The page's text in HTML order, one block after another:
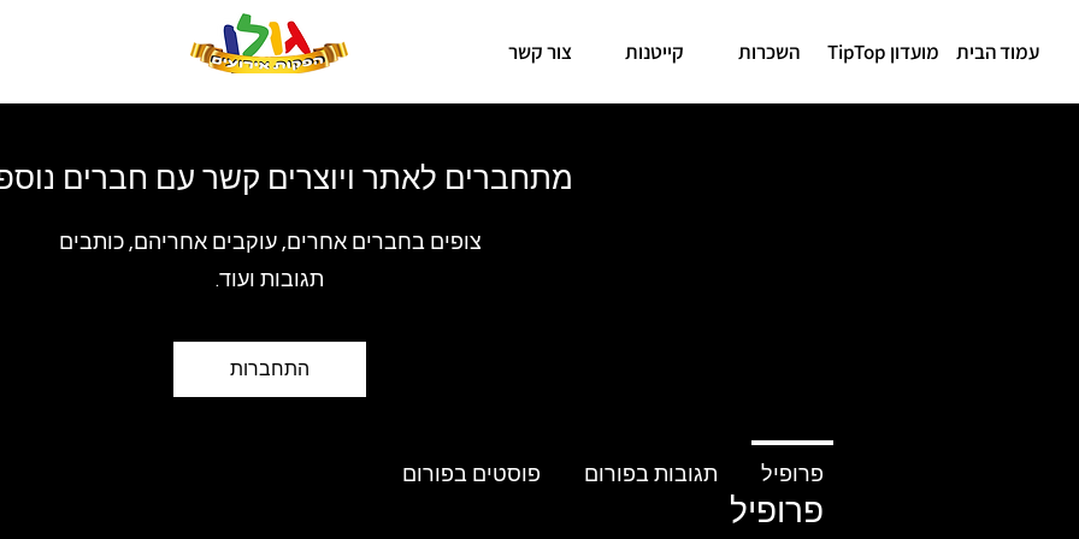
עמוד הבית מועדון TipTop השכרות קייטנות צור קשר
פרופיל
מתחברים לאתר ויוצרים קשר עם חברים
צופים בחברים אחרים, עוקבים אחריהם, כותבים
תגובות ועוד.
התחברות
פרופיל תגובות בפורום פוסטים בפורום